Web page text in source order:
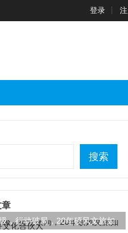
登录
搜索
章
，行动破局，20年硕风文旅如